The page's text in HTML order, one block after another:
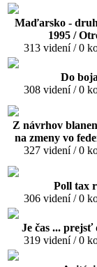
Maďarsko -
1995 /
313 videní / 0
Do
308 videní / 0
Z návrhov
na zmeny vo
327 videní / 0
Poll tax
306 videní / 0
Je čas ... prejsť
319 videní / 0